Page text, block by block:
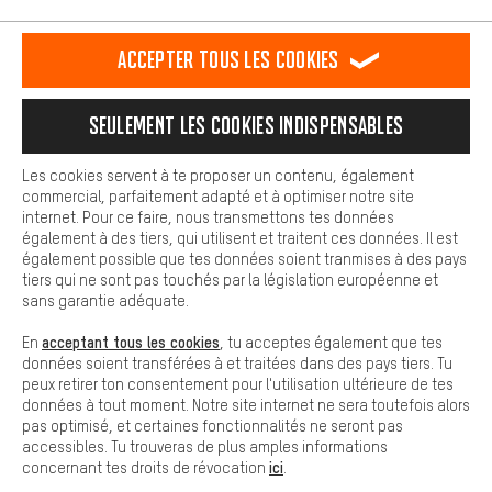
RÉSILIER LE CONTRAT Communauté d'Aix-la-Chapelle
Programme d'affiliation Mentions Légales Protection des données
Conditions générales de vente Plateforme d'Alerte
Reprise des batteries Corepile Paramètres de cookies
Modifier le contraste
Tous les prix s'entendent en euros (MwSt hors) plus les
frais de portpour la livraison versÉtats-Unis.
est plus confortable. Avec les cookies de confort, nous
Nous pouvons ainsi mettre à ta disposition d'autres contenus et
informations utiles. De plus, tu as la possibilité d'utiliser des
facilement les bons produits. Par exemple, nous proposons une
facilement aux questions.
Cookies de base
Les cookies de base garantissent que tu puisses utiliser les
fonctions de notre site web.
Accepter tous les cookies
Seulement les cookies indispensables
Les cookies servent à te proposer un contenu, également
commercial, parfaitement adapté et à optimiser notre site
internet. Pour ce faire, nous transmettons tes données
également à des tiers, qui utilisent et traitent ces données. Il est
également possible que tes données soient tranmises à des pays
tiers qui ne sont pas touchés par la législation européenne et
sans garantie adéquate.
En acceptant tous les cookies , tu acceptes également que tes
données soient transférées à et traitées dans des pays tiers. Tu
peux retirer ton consentement pour l'utilisation ultérieure de tes
données à tout moment. Notre site internet ne sera toutefois alors
pas optimisé, et certaines fonctionnalités ne seront pas
accessibles. Tu trouveras de plus amples informations
concernant tes droits de révocation ici